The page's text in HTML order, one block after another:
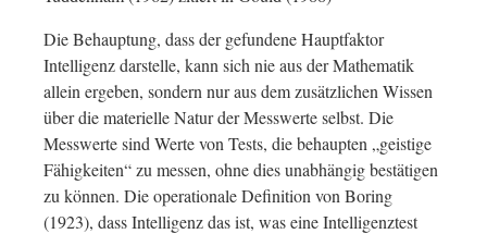
Die Behauptung, dass der gefundene Hauptfaktor
Intelligenz darstelle, kann sich nie aus der Mathematik
allein ergeben, sondern nur aus dem zusätzlichen Wissen
über die materielle Natur der Messwerte selbst. Die
Messwerte sind Werte von Tests, die behaupten „geistige
Fähigkeiten“ zu messen, ohne dies unabhängig bestätigen
zu können. Die operationale Definition von Boring
(1923), dass Intelligenz das ist, was eine Intelligenztest